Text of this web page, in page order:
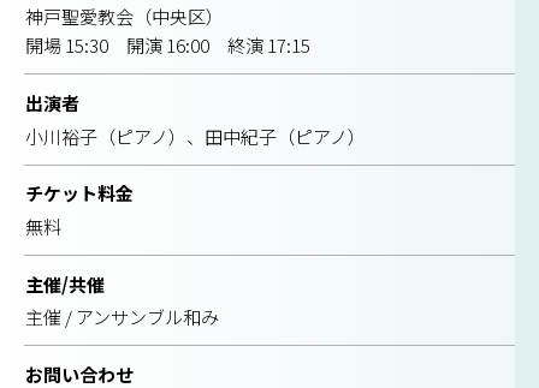
神戸聖愛教会（中央区）
開場 15:30 開演 16:00 終演 17:15
出演者
小川裕子（ピアノ）、田中紀子（ピアノ）
チケット料金
無料
主催/共催
主催 / アンサンブル和み
お問い合わせ